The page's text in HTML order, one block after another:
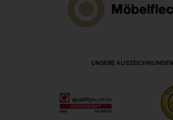
UNSERE AUSZEICHNUNGEN